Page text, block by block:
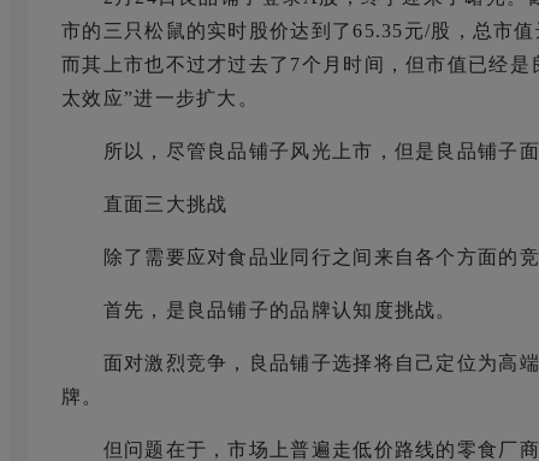
市的三只松鼠的实时股价达到了65.35元/股，总市
而其上市也不过才过去了7个月时间，但市值已经
太效应”进一步扩大。
所以，尽管良品铺子风光上市，但是良品铺子面
直面三大挑战
除了需要应对食品业同行之间来自各个方面的竞
首先，是良品铺子的品牌认知度挑战。
面对激烈竞争，良品铺子选择将自己定位为高端
牌。
但问题在于，市场上普遍走低价路线的零食厂商